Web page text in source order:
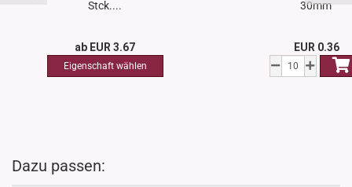
Stck....
ab EUR 3.67
30mm
EUR 0.36
Dazu passen: